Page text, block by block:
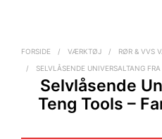
FORSIDE / VÆRKTØJ / RØR & VVS
/
SELVLÅSENDE UNIVERSALTANG
Selvlåsende
Teng Tools –